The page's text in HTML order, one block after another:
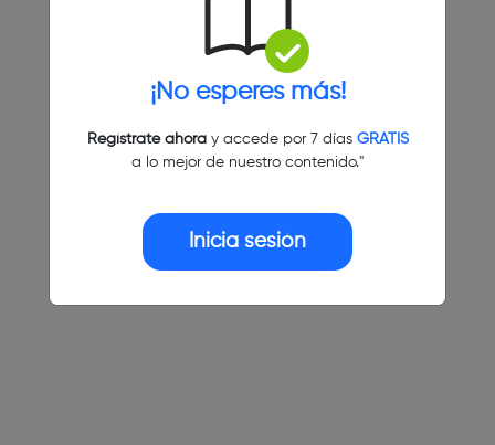
¡No esperes más!
Regístrate ahoray accede por 7 días GRATIS
a lo mejor de nuestro contenido."
Inicia sesión